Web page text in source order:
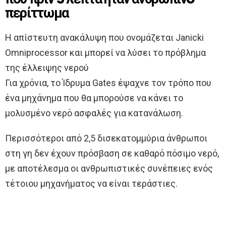
περίττωμα
Η απίστευτη ανακάλυψη που ονομάζεται Janicki
Omniprocessor και μπορεί να λύσει το πρόβλημα
της έλλειψης νερού
Για χρόνια, το Ίδρυμα Gates έψαχνε τον τρόπο που
ένα μηχάνημα που θα μπορούσε να κάνει το
μολυσμένο νερό ασφαλές για κατανάλωση.
Περισσότεροι από 2,5 δισεκατομμύρια άνθρωποι
στη γη δεν έχουν πρόσβαση σε καθαρό πόσιμο νερό,
με αποτέλεσμα οι ανθρωπιστικές συνέπειες ενός
τέτοιου μηχανήματος να είναι τεράστιες.